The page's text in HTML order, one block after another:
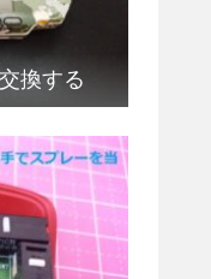
換する